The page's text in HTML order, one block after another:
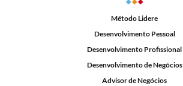
Método Lidere
Desenvolvimento Pessoal
Desenvolvimento Profissional
Desenvolvimento de Negócios
Advisor de Negócios